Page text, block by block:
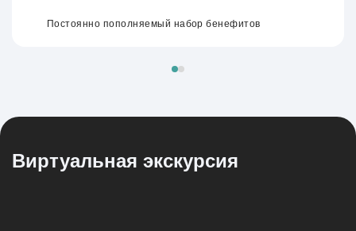
Постоянно пополняемый набор бенефитов
Виртуальная экскурсия